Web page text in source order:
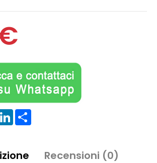
LinkedIn
Recensioni (0)